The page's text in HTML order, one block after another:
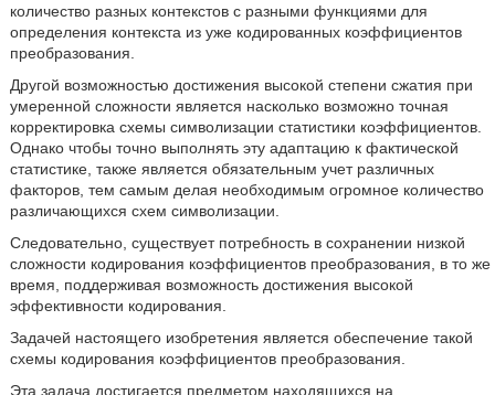
количество разных контекстов с разными функциями для
определения контекста из уже кодированных коэффициентов
преобразования.
Другой возможностью достижения высокой степени сжатия при
умеренной сложности является насколько возможно точная
корректировка схемы символизации статистики коэффициентов.
Однако чтобы точно выполнять эту адаптацию к фактической
статистике, также является обязательным учет различных
факторов, тем самым делая необходимым огромное количество
различающихся схем символизации.
Следовательно, существует потребность в сохранении низкой
сложности кодирования коэффициентов преобразования, в то же
время, поддерживая возможность достижения высокой
эффективности кодирования.
Задачей настоящего изобретения является обеспечение такой
схемы кодирования коэффициентов преобразования.
Эта задача достигается предметом находящихся на